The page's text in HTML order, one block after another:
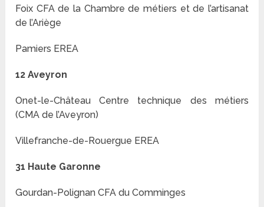
Foix CFA de la Chambre de métiers et de l’artisanat
de l’Ariège
Pamiers EREA
12 Aveyron
Onet-le-Château Centre technique des métiers
(CMA de l’Aveyron)
Villefranche-de-Rouergue EREA
31 Haute Garonne
Gourdan-Polignan CFA du Comminges